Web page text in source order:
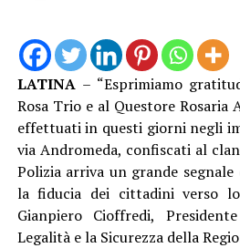
LATINA– “Esprimiamo
Rosa Trio e al Questore Rosaria
effettuati in questi giorni negli
via Andromeda, confiscati al
Polizia arriva un grande
la fiducia dei cittadini verso
Gianpiero Cioffredi,
Legalità e la Sicurezza della